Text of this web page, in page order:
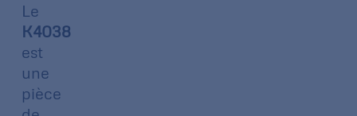
Le
K4038
est
une
pièce